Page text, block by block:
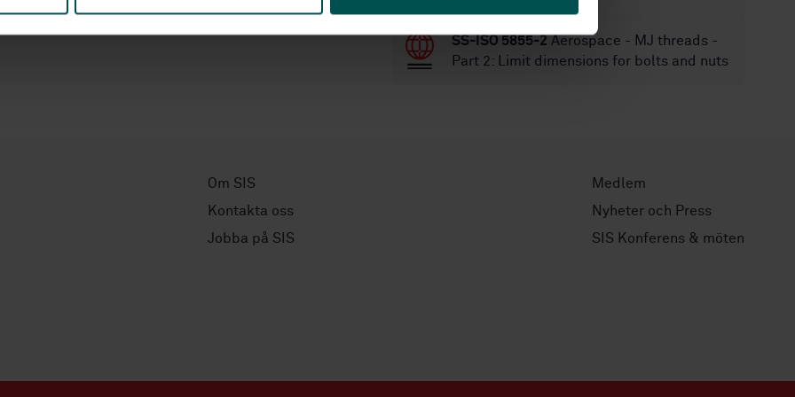
SS-ISO 5855-2 Aerospace - MJ threads -
Part 2: Limit dimensions for bolts and nuts
Om SIS
Kontakta oss
Jobba på SIS
Medlem
Nyheter och Press
SIS Konferens & möten